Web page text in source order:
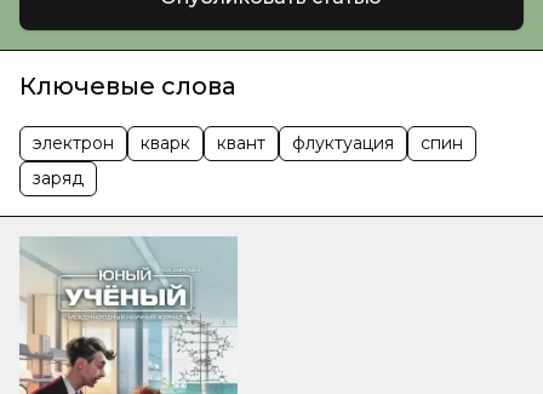
Ключевые слова
электрон кварк квант флуктуация
спин
заряд